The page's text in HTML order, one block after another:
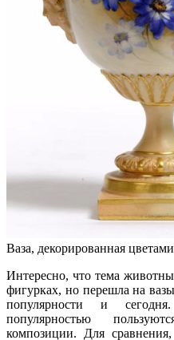
Ваза, декорированная
Интересно, что тема
фигурках, но перешла на
популярности и
популярностью
композиции. Для